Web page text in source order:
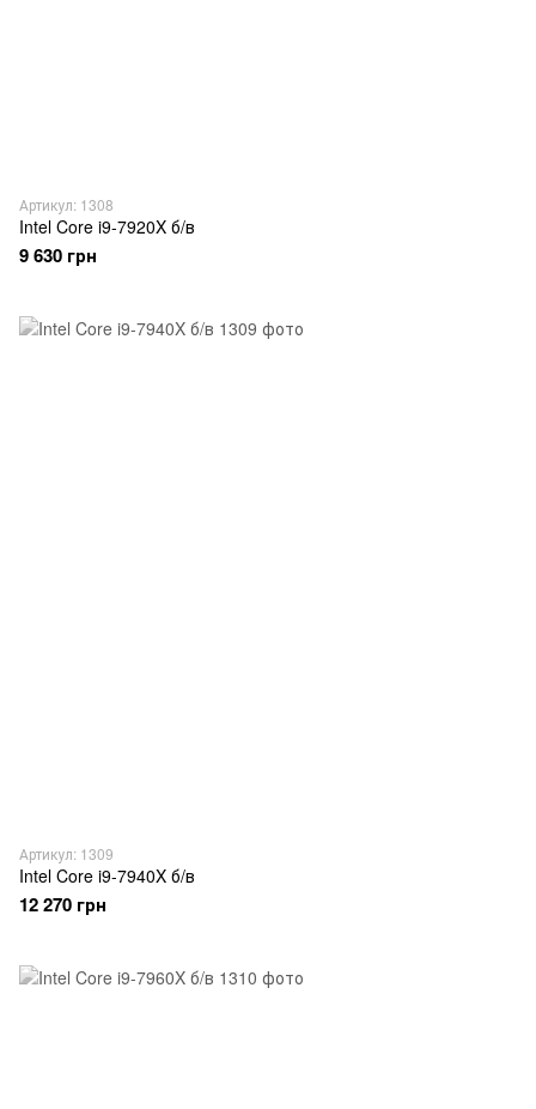
Артикул: 1308
Intel Core i9-7920X б/в
9 630 грн
Артикул: 1309
Intel Core i9-7940X б/в
12 270 грн